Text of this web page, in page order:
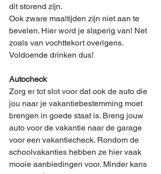
dit storend zijn.
Ook zware maaltijden zijn niet aan te
bevelen. Hier word je slaperig van! Net
zoals van vochttekort overigens.
Voldoende drinken dus!
Autocheck
Zorg er tot slot voor dat ook de auto die
jou naar je vakantiebestemming moet
brengen in goede staat is. Breng jouw
auto voor de vakantie naar de garage
voor een vakantiecheck. Rondom de
schoolvakanties hebben ze hier vaak
mooie aanbiedingen voor. Minder kans